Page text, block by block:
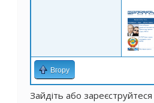
Вгору
Зайдіть або зареєструйтеся